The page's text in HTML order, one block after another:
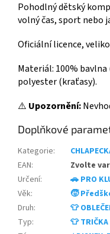
Pohodlný dětský
volný čas, sport nebo
Oficiální licence,
Materiál: 100%
polyester (kraťasy).
⚠️ Upozornění:
Doplňkové
Kategorie:
EAN:
Zvolte
Určení:
🚗 PRO
Věk: 🧒
Druh:
👕
Typ:
👕 TRIČKA